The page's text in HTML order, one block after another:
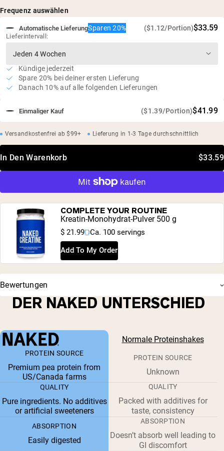
Wenig Zucker
Keine künstlichen Süßstoffe, Aromen oder Farbstoffe
Unabhängige Drittprüfungen auf Schwermetalle
Frequenz auswählen
Einmaliger Kauf ($1.39/Portion)$41.99
Automatische LieferungSparen 20% ($1.12/Portion)$33.59
Lieferintervall:
Kündige jederzeit
Spare 20% bei deiner ersten Lieferung
Danach 10% auf alle folgenden Lieferungen
Versandkostenfrei ab $99+ Lieferung in 1-3 Tage durchschnittlich
In Den Warenkorb $33.59
COMPLETE YOUR ROUTINE
Kreatin-Monohydrat-Pulver 500 g
$ 21.99 Ca. 100 servings
Add To My Order
Bewertungen
DER NAKED UNTERSCHIED
Normale Proteinshakes
PROTEIN SOURCE
Premium pea protein from
US/Canada farms
PROTEIN SOURCE
Unknown
QUALITY
Pure ingredients. No additives
or artificial sweeteners
QUALITY
Packed with additives for
taste, consistency
ABSORPTION
Easily digested
ABSORPTION
Doesn’t absorb well leading to
GI discomfort